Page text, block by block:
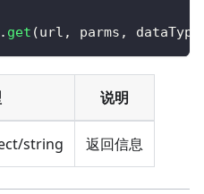
. get (url , parms , dataType
说明
string 返回信息